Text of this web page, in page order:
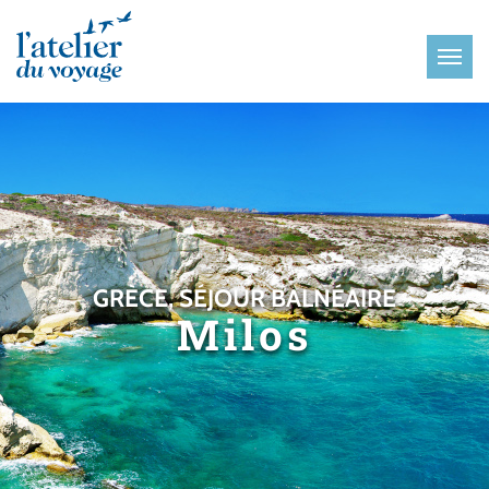
GRÈCE, SÉJOUR BALNÉAIRE
Milos
Panneau de gestion des cookies